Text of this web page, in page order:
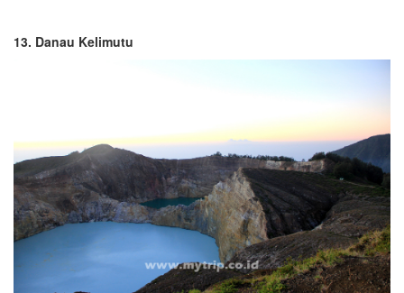
13. Danau Kelimutu